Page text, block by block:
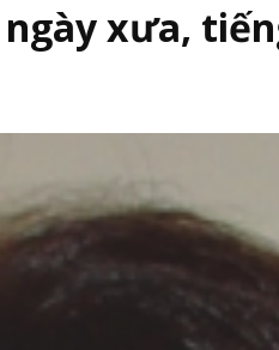
ngày xưa,